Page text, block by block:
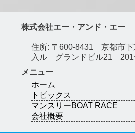
株式会社エー・アンド・エー
住所: 〒600-8431 京都市下
入ル グランドビル21 201
メニュー
ホーム
トピックス
マンスリーBOAT RACE
会社概要